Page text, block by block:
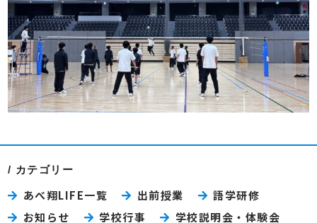
カテゴリー
あべ翔LIFE一覧 出前授業
語学研修
お知らせ
学校行事
学校説明会・体験会